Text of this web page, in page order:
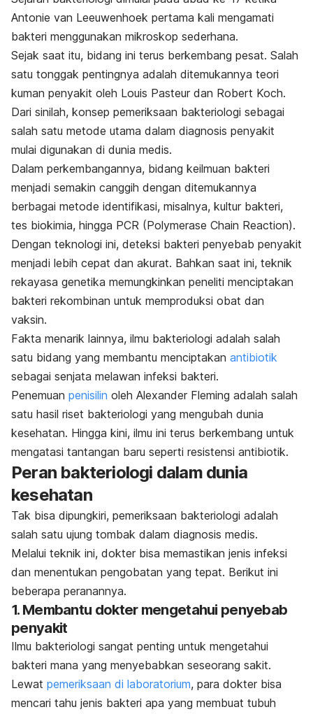
Antonie van Leeuwenhoek pertama kali mengamati
bakteri menggunakan mikroskop sederhana.
Sejak saat itu, bidang ini terus berkembang pesat. Salah
satu tonggak pentingnya adalah ditemukannya teori
kuman penyakit oleh Louis Pasteur dan Robert Koch.
Dari sinilah, konsep pemeriksaan bakteriologi sebagai
salah satu metode utama dalam diagnosis penyakit
mulai digunakan di dunia medis.
Dalam perkembangannya, bidang keilmuan bakteri
menjadi semakin canggih dengan ditemukannya
berbagai metode identifikasi, misalnya, kultur bakteri,
tes biokimia, hingga PCR (Polymerase Chain Reaction).
Dengan teknologi ini, deteksi bakteri penyebab penyakit
menjadi lebih cepat dan akurat. Bahkan saat ini, teknik
rekayasa genetika memungkinkan peneliti menciptakan
bakteri rekombinan untuk memproduksi obat dan
vaksin.
Fakta menarik lainnya, ilmu bakteriologi adalah salah
satu bidang yang membantu menciptakan antibiotik
sebagai senjata melawan infeksi bakteri.
Penemuan penisilin oleh Alexander Fleming adalah salah
satu hasil riset bakteriologi yang mengubah dunia
kesehatan. Hingga kini, ilmu ini terus berkembang untuk
mengatasi tantangan baru seperti resistensi antibiotik.
Peran bakteriologi dalam dunia
kesehatan
Tak bisa dipungkiri, pemeriksaan bakteriologi adalah
salah satu ujung tombak dalam diagnosis medis.
Melalui teknik ini, dokter bisa memastikan jenis infeksi
dan menentukan pengobatan yang tepat. Berikut ini
beberapa peranannya.
1. Membantu dokter mengetahui penyebab
penyakit
Ilmu bakteriologi sangat penting untuk mengetahui
bakteri mana yang menyebabkan seseorang sakit.
Lewat pemeriksaan di laboratorium, para dokter bisa
mencari tahu jenis bakteri apa yang membuat tubuh